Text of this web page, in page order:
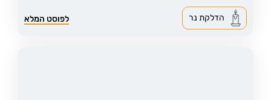
לפוסט המלא הדלקת נר